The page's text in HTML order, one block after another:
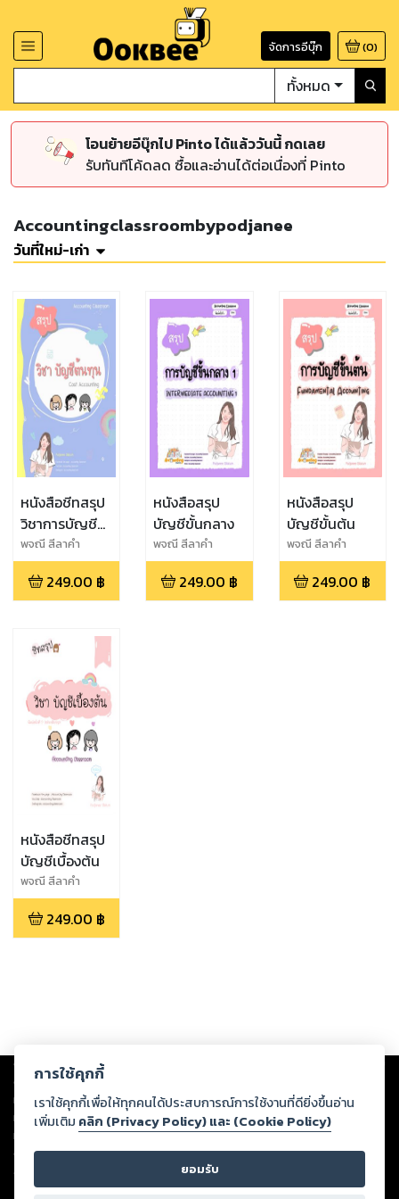
จัดการอีบุ๊ก (0)
ทั้งหมด
โอนย้ายอีบุ๊กไป Pinto ได้แล้ววันนี้ กดเลย
รับทันทีโค้ดลด ซื้อและอ่านได้ต่อเนื่องที่ Pinto
Accountingclassroombypodjanee
วันที่ใหม่-เก่า
หนังสือชีทสรุป
วิชาการบัญชี
ต้นทุน
พจณี สีลาคำ
249.00 ฿
หนังสือสรุป
บัญชีขั้นกลาง
พจณี สีลาคำ
249.00 ฿
หนังสือสรุป
บัญชีขั้นต้น
พจณี สีลาคำ
249.00 ฿
หนังสือชีทสรุป
บัญชีเบื้องต้น
พจณี สีลาคำ
249.00 ฿
Copyright © 2026
ต่อผลงานหรือเนื้อหาใดที่อัปโหลดผ่านเว็บไซต์และปรากฏว่าละเมิดสิทธิใน
ทรัพย์สินทางปัญญาของบุคคลอื่นหรือขัดต่อกฎหมายและศีลธรรม ดังนั้น ผู้อ่าน
ทุกท่านโปรดใช้วิจารณญาณในการกลั่นกรองด้วยตนเอง และหากท่านพบว่าส่วน
หนึ่งส่วนใดขัดต่อกฎหมายและศีลธรรม กรุณาแจ้งมายังบริษัท เพื่อทีมงานจะได้
ดำเนินการในทันที ทั้งนี้ ทางสตอรี่ล็อกขอสงวนลิขสิทธิ์ตามพระราชบัญญัติ
ลิขสิทธิ์ พ.ศ. 2537 (ฉบับล่าสุด)
การใช้คุกกี้
เราใช้คุกกี้เพื่อให้ทุกคนได้ประสบการณ์การใช้งานที่ดียิ่งขึ้นอ่าน
เพิ่มเติม คลิก (Privacy Policy) และ (Cookie Policy)
ยอมรับ